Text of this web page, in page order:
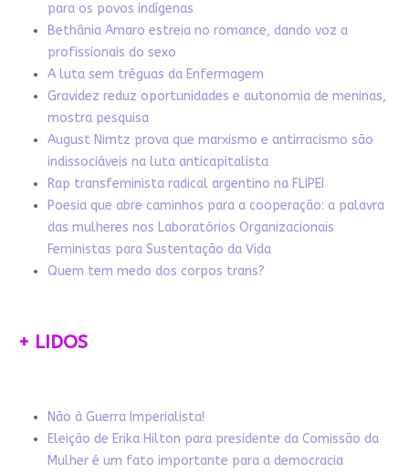
para os povos indígenas
Bethânia Amaro estreia no romance, dando voz a
profissionais do sexo
A luta sem tréguas da Enfermagem
Gravidez reduz oportunidades e autonomia de meninas,
mostra pesquisa
August Nimtz prova que marxismo e antirracismo são
indissociáveis na luta anticapitalista
Rap transfeminista radical argentino na FLIPEI
Poesia que abre caminhos para a cooperação: a palavra
das mulheres nos Laboratórios Organizacionais
Feministas para Sustentação da Vida
Quem tem medo dos corpos trans?
+ LIDOS
Não à Guerra Imperialista!
Eleição de Erika Hilton para presidente da Comissão da
Mulher é um fato importante para a democracia